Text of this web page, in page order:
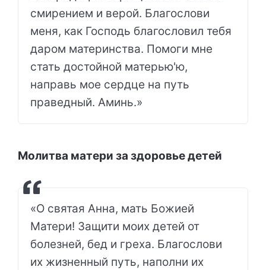
смирением и верой. Благослови
меня, как Господь благословил тебя
даром материнства. Помоги мне
стать достойной матерью'ю,
направь мое сердце на путь
праведный. Аминь.»
Молитва матери за здоровье детей
«О святая Анна, мать Божией
Матери! Защити моих детей от
болезней, бед и греха. Благослови
их жизненный путь, наполни их